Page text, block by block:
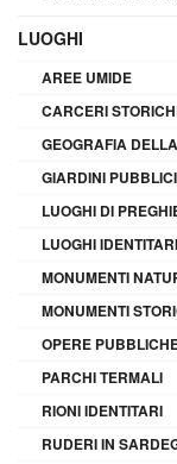
LUOGHI
AREE UMIDE
CARCERI
GEOGRAFIA
GIARDINI PUBBLICI
LUOGHI DI
LUOGHI IDENTITARI
MONUMENTI
MONUMENTI
OPERE
PARCHI TERMALI
RIONI IDENTITARI
RUDERI IN